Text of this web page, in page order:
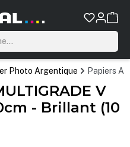
Photo Argentique Papiers
V
- Brillant (10